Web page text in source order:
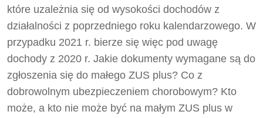
które uzależnia się od wysokości dochodów z
działalności z poprzedniego roku kalendarzowego. W
przypadku 2021 r. bierze się więc pod uwagę
dochody z 2020 r. Jakie dokumenty wymagane są do
zgłoszenia się do małego ZUS plus? Co z
dobrowolnym ubezpieczeniem chorobowym? Kto
może, a kto nie może być na małym ZUS plus w